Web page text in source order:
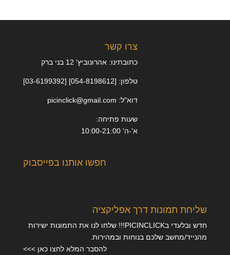
צרו קשר
כתובתינו: אהרונוביץ' 12 בני ברק
טלפון: [054-8198612] [03-6199392]
דוא"ל: picinclick@gmail.com
שעות פתיחה:
א'-ה' 10:00-21:00
חפשו אותנו בפייסבוק
שליחת תמונות דרך אפליקציה
חדש ובלעדי בPICINCLICK!!! שלחו לנו את התמונות ישירות
מהנייד/מחשב שלכם בנוחות ובמהירות.
להסבר המלא לחצו כאן >>>